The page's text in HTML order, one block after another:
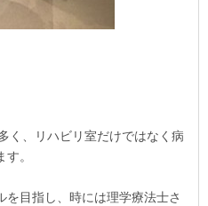
く、リハビリ室だけではなく病
。
目指し、時には理学療法士さ